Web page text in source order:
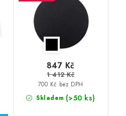
Skladem (>50 ks)
700 Kč bez DPH
847 Kč
1 412 Kč